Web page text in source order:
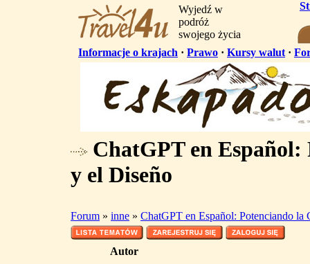
Wyjedź w
podróż
swojego życia
Informacje o krajach · Prawo · Kursy walut ·
ChatGPT en
y el Diseño
Forum » inne » ChatGPT en Español: Potenciando la
Autor